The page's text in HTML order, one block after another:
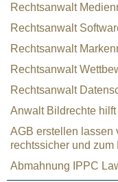
Rechtsanwalt
Rechtsanwalt
Rechtsanwalt
Rechtsanwalt
Rechtsanwalt
Anwalt Bildrechte
AGB erstellen lassen
rechtssicher und zum
Abmahnung IPPC